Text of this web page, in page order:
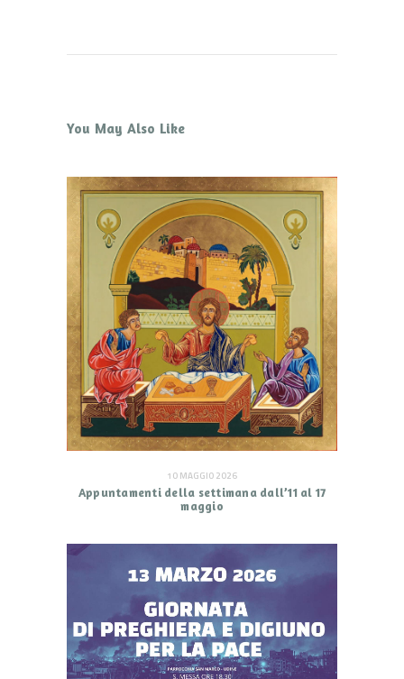
You May Also Like
10 MAGGIO 2026
Appuntamenti della settimana dall’11 al 17
maggio